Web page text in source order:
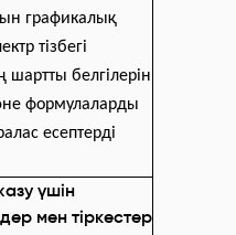
графикалық
тізбегі
шартты белгілерін
формулаларды
есептерді
үшiн
мeн тiркeстeр